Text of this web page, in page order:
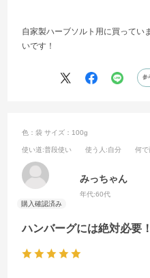
自家製ハーブソルト用に買ってい
いです！
参
ハンバーグには絶対必要
色：袋 サイズ：100g
使い道:普段使い 使う人 :自分 何
みっちゃん
年代:60代